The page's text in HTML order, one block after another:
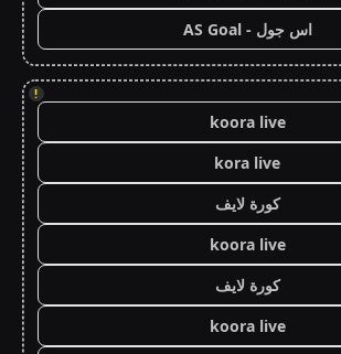
اس جول - AS Goal
!
koora live
kora live
كورة لايف
koora live
كورة لايف
koora live